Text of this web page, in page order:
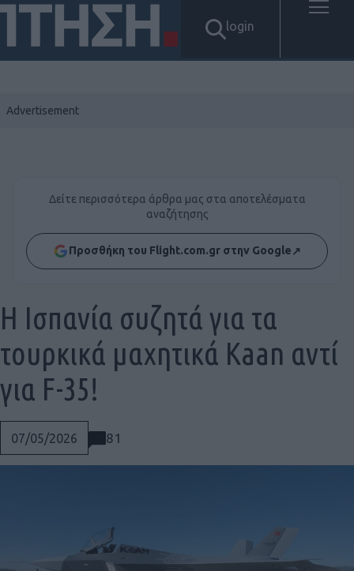
login
Δείτε περισσότερα άρθρα μας στα αποτελέσματα
αναζήτησης
Προσθήκη του Flight.com.gr στην Google↗
07/05/2026 81
H Ισπανία συζητά για τα
τουρκικά μαχητικά Kaan αντί
για F-35!